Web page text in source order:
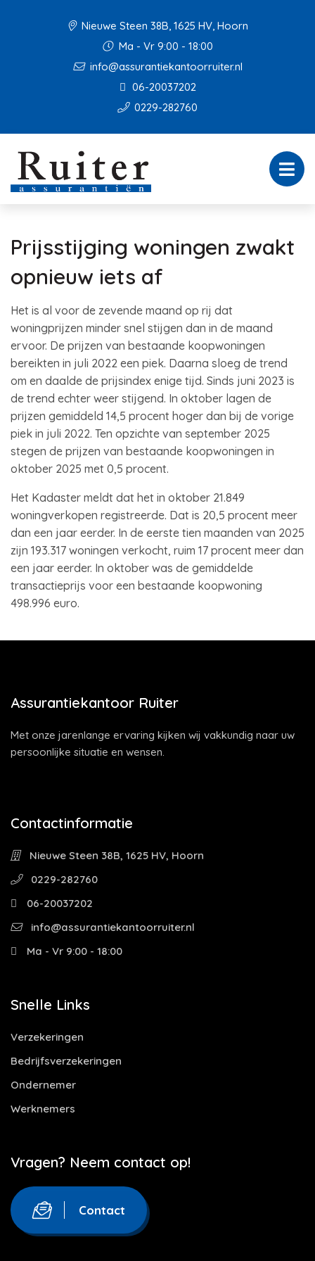
Nieuwe Steen 38B, 1625 HV, Hoorn
Ma - Vr 9:00 - 18:00
info@assurantiekantoorruiter.nl
06-20037202
0229-282760
Prijsstijging woningen zwakt
opnieuw iets af
Het is al voor de zevende maand op rij dat
woningprijzen minder snel stijgen dan in de maand
ervoor. De prijzen van bestaande koopwoningen
bereikten in juli 2022 een piek. Daarna sloeg de trend
om en daalde de prijsindex enige tijd. Sinds juni 2023 is
de trend echter weer stijgend. In oktober lagen de
prijzen gemiddeld 14,5 procent hoger dan bij de vorige
piek in juli 2022. Ten opzichte van september 2025
stegen de prijzen van bestaande koopwoningen in
oktober 2025 met 0,5 procent.
Het Kadaster meldt dat het in oktober 21.849
woningverkopen registreerde. Dat is 20,5 procent meer
dan een jaar eerder. In de eerste tien maanden van 2025
zijn 193.317 woningen verkocht, ruim 17 procent meer dan
een jaar eerder. In oktober was de gemiddelde
transactieprijs voor een bestaande koopwoning
498.996 euro.
Assurantiekantoor Ruiter
Met onze jarenlange ervaring kijken wij vakkundig naar uw
persoonlijke situatie en wensen.
Contactinformatie
Nieuwe Steen 38B, 1625 HV, Hoorn
0229-282760
06-20037202
info@assurantiekantoorruiter.nl
Ma - Vr 9:00 - 18:00
Snelle Links
Verzekeringen
Bedrijfsverzekeringen
Ondernemer
Werknemers
Vragen? Neem contact op!
Contact